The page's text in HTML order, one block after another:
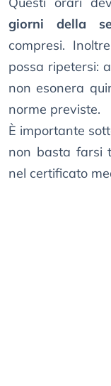
giorni della
compresi.
possa ripetersi:
non esonera
norme previste.
È importante
non basta farsi
nel certificato